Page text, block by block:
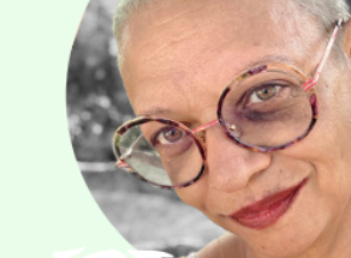
Navigation
l’article
Episode 13 : Interview de